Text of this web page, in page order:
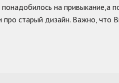
на привыкание,а
про старый дизайн. Важно, что